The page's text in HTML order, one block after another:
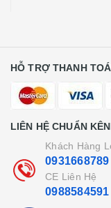
HỖ TRỢ THANH
LIÊN HỆ CHUẨN
Khách Hàng
0931668789
CE Liên Hệ
0988584591